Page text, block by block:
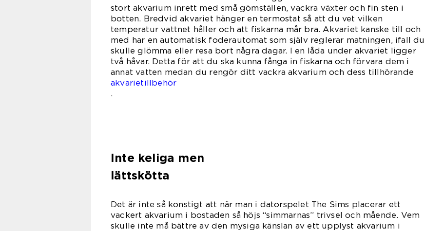
stort akvarium inrett med små gömställen, vackra växter och fin sten i
botten. Bredvid akvariet hänger en termostat så att du vet vilken
temperatur vattnet håller och att fiskarna mår bra. Akvariet kanske till och
med har en automatisk foderautomat som själv reglerar matningen, ifall du
skulle glömma eller resa bort några dagar. I en låda under akvariet ligger
två håvar. Detta för att du ska kunna fånga in fiskarna och förvara dem i
annat vatten medan du rengör ditt vackra akvarium och dess tillhörande
akvarietillbehör
.
Inte keliga men
lättskötta
Det är inte så konstigt att när man i datorspelet The Sims placerar ett
vackert akvarium i bostaden så höjs “simmarnas” trivsel och mående. Vem
skulle inte må bättre av den mysiga känslan av ett upplyst akvarium i